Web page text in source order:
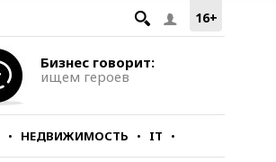
16+
Бизнес говорит:
ищем героев
НЕДВИЖИМОСТЬ IT